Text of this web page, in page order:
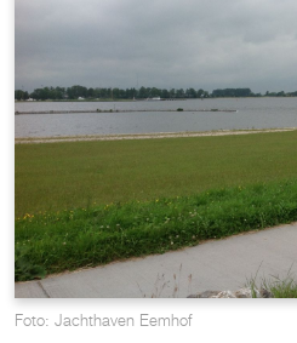
Foto: Jachthaven Eemhof